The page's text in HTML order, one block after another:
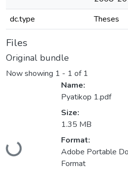
dc.type
Theses
Files
Original bundle
Now showing 1 - 1 of 1
Loading...
Name:
Pyatikop 1.pdf
Size:
1.35 MB
Format:
Adobe Portable
Format